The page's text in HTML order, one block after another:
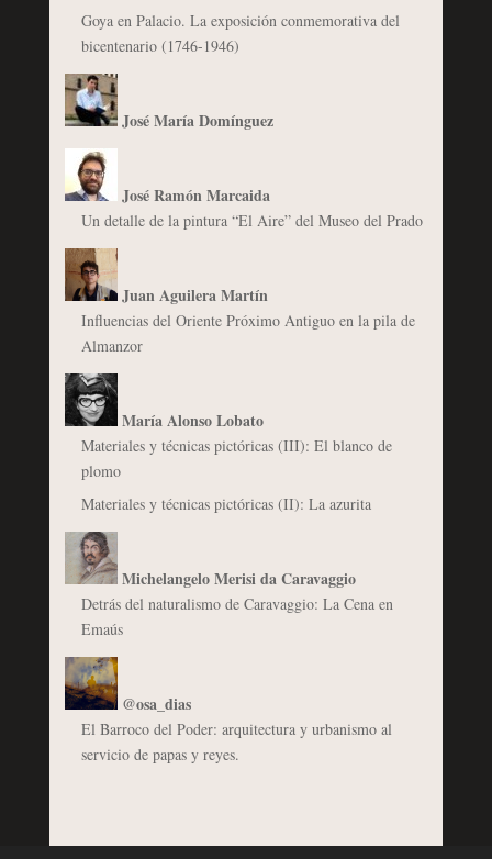
Goya en Palacio. La exposición conmemorativa del
bicentenario (1746-1946)
José María Domínguez
José Ramón Marcaida
Un detalle de la pintura “El Aire” del Museo del Prado
Juan Aguilera Martín
Influencias del Oriente Próximo Antiguo en la pila de
Almanzor
María Alonso Lobato
Materiales y técnicas pictóricas (III): El blanco de
plomo
Materiales y técnicas pictóricas (II): La azurita
Michelangelo Merisi da Caravaggio
Detrás del naturalismo de Caravaggio: La Cena en
Emaús
@osa_dias
El Barroco del Poder: arquitectura y urbanismo al
servicio de papas y reyes.